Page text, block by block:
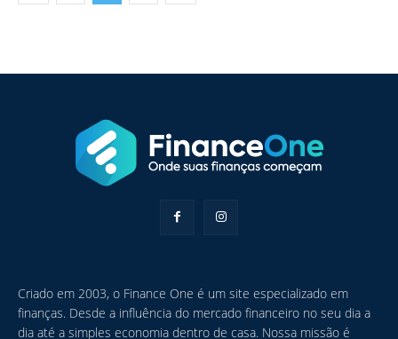
Criado em 2003, o Finance One é um site especializado em
finanças. Desde a influência do mercado financeiro no seu dia a
dia até a simples economia dentro de casa. Nossa missão é